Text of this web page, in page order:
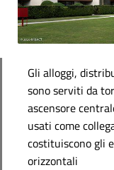
Gli alloggi,
sono serviti da
ascensore
usati come
costituiscono gli
orizzontali